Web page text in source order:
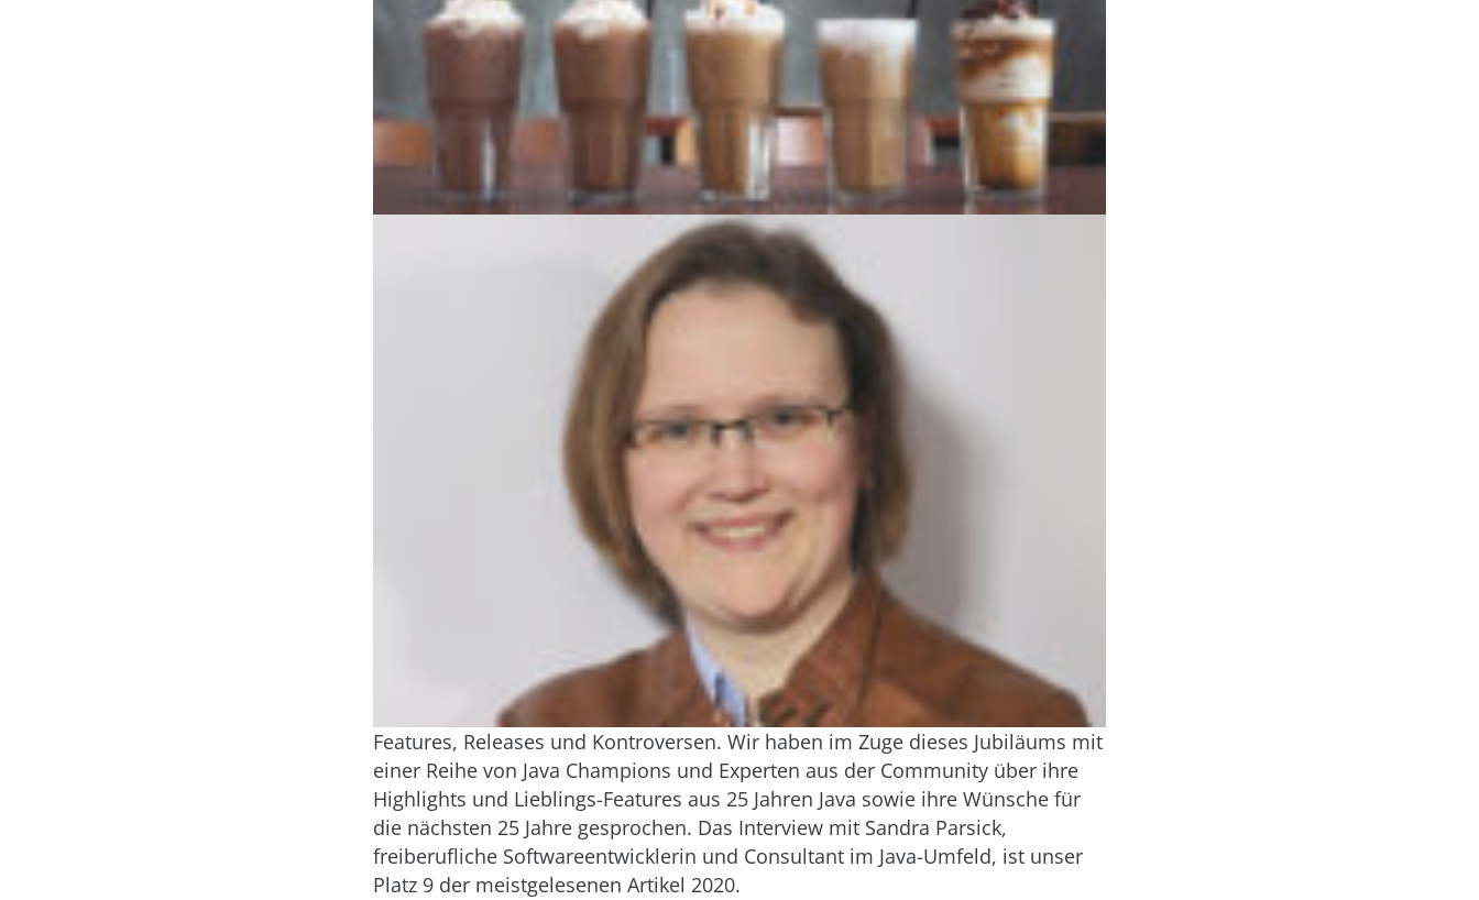
Features, Releases und Kontroversen. Wir haben im Zuge dieses Jubiläums mit
einer Reihe von Java Champions und Experten aus der Community über ihre
Highlights und Lieblings-Features aus 25 Jahren Java sowie ihre Wünsche für
die nächsten 25 Jahre gesprochen. Das Interview mit Sandra Parsick,
freiberufliche Softwareentwicklerin und Consultant im Java-Umfeld, ist unser
Platz 9 der meistgelesenen Artikel 2020.